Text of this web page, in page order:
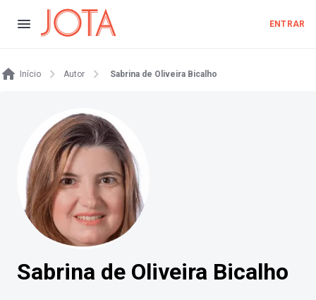
ENTRAR
Início Autor Sabrina de Oliveira Bicalho
Sabrina de Oliveira Bicalho